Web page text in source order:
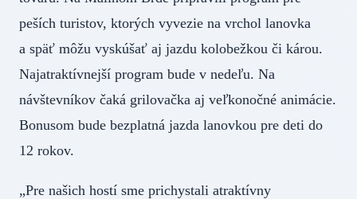
peších turistov, ktorých vyvezie na vrchol lanovka
a späť môžu vyskúšať aj jazdu kolobežkou či károu.
Najatraktívnejší program bude v nedeľu. Na
návštevníkov čaká grilovačka aj veľkonočné animácie.
Bonusom bude bezplatná jazda lanovkou pre deti do
12 rokov.
„Pre našich hostí sme prichystali atraktívny